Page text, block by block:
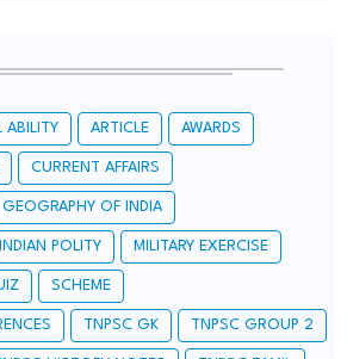
ABILITY ARTICLE AWARDS
CURRENT AFFAIRS
GEOGRAPHY OF INDIA
INDIAN POLITY MILITARY EXERCISE
SCHEME
TNPSC GK TNPSC GROUP 2